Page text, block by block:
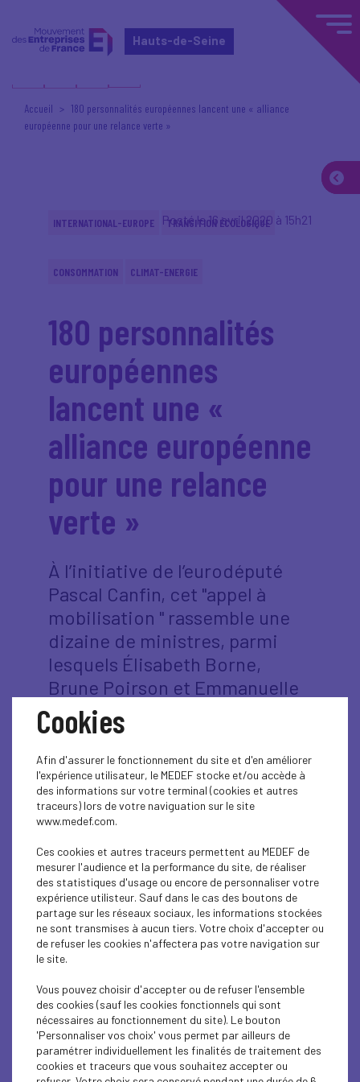
Hauts-de-Seine
Accueil
180 personnalités européennes lancent une « alliance
européenne pour une relance verte »
Posté le 16 avril 2020 à 15h21
INTERNATIONAL-EUROPE TRANSITION ÉCOLOGIQUE
CONSOMMATION CLIMAT-ENERGIE
180 personnalités
européennes
lancent une «
alliance européenne
pour une relance
verte »
À l’initiative de l’eurodéputé
Pascal Canfin, cet "appel à
mobilisation " rassemble une
dizaine de ministres, parmi
lesquels Élisabeth Borne,
Brune Poirson et Emmanuelle
Wargon. Parmi les autres
signataires, on compte 79
eurodéputés, 37 chefs
d’entreprise, une trentaine
d’associations d’entreprises, 10
fédérations syndicales et
plusieurs ONG. Selon les
signataires, « le Covid-19 ne va
pas chasser la crise
climatique. Ces deux batailles,
ne les opposons pas, mais
gagnons-les ensemble ».
A l’initiative du président de la commission
Environnement du Parlement européen, cette
alliance vise à « bâtir une réflexion partagée sur
des plans d’investissement verts d’après-crise »
et souhaite « participer à construire les plans de
Cookies
Afin d'assurer le fonctionnement du site et d'en améliorer
l'expérience utilisateur, le MEDEF stocke et/ou accède à
des informations sur votre terminal (cookies et autres
traceurs) lors de votre naviguation sur le site
www.medef.com.
Ces cookies et autres traceurs permettent au MEDEF de
mesurer l'audience et la performance du site, de réaliser
des statistiques d'usage ou encore de personnaliser votre
expérience utilisteur. Sauf dans le cas des boutons de
partage sur les réseaux sociaux, les informations stockées
ne sont transmises à aucun tiers. Votre choix d'accepter ou
de refuser les cookies n'affectera pas votre navigation sur
le site.
Vous pouvez choisir d'accepter ou de refuser l'ensemble
des cookies (sauf les cookies fonctionnels qui sont
nécessaires au fonctionnement du site). Le bouton
'Personnaliser vos choix' vous permet par ailleurs de
paramétrer individuellement les finalités de traitement des
cookies et traceurs que vous souhaitez accepter ou